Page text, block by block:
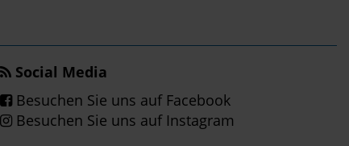
Social Media
Besuchen Sie uns auf Facebook
Besuchen Sie uns auf Instagram